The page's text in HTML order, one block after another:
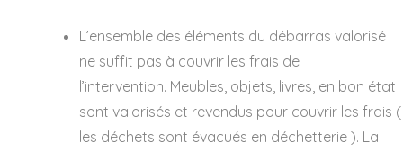
L’ensemble des éléments du débarras valorisé
ne suffit pas à couvrir les frais de
l’intervention. Meubles, objets, livres, en bon état
sont valorisés et revendus pour couvrir les frais (
les déchets sont évacués en déchetterie ). La